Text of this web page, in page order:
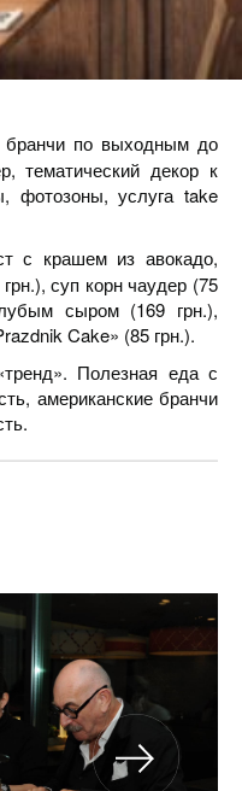
бранчи по выходным до
тематический декор к
фотозоны, услуга take
с крашем из авокадо,
суп корн чаудер (75
сыром (169 грн.),
Cake» (85 грн.).
Полезная еда с
американские бранчи